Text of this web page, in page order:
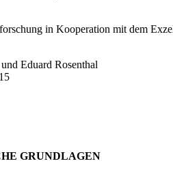
in Kooperation mit dem
Eduard Rosenthal
GRUNDLAGEN